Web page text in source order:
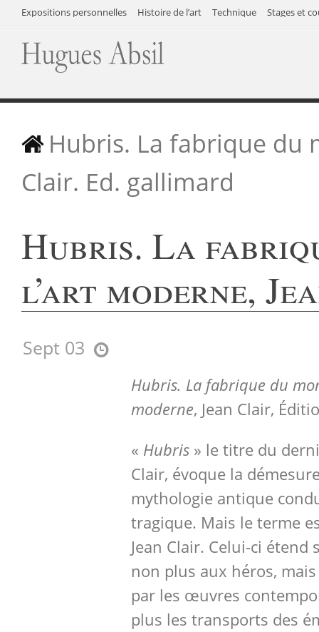
Expositions personnelles Histoire de l’art Technique Stages et
Hubris. La fabrique du
Clair. Ed. gallimard
Hubris. La
l’art moderne,
Sept 03
Hubris. La fabrique du
moderne, Jean Clair,
« Hubris » le titre du
Clair, évoque la
mythologie antique
tragique. Mais le terme
Jean Clair. Celui-ci étend
non plus aux héros,
par les œuvres
plus les transports des